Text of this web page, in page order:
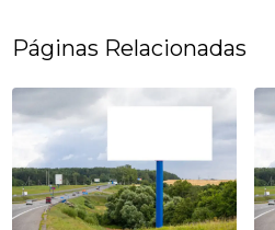
Páginas Relacionadas